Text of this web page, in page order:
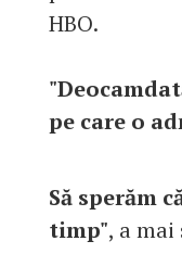
HBO.
pe care o
Să sperăm
timp", a mai